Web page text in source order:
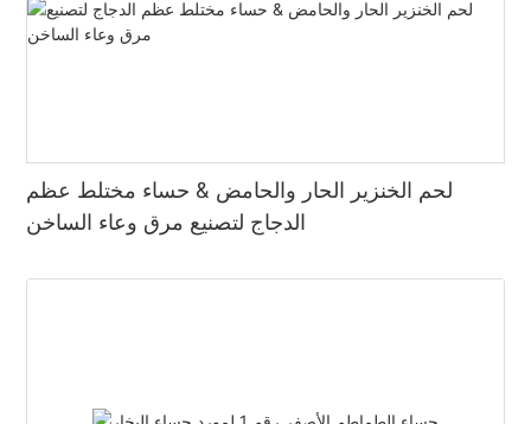
لحم الخنزير الحار والحامض & حساء مختلط عظم
الدجاج لتصنيع مرق وعاء الساخن